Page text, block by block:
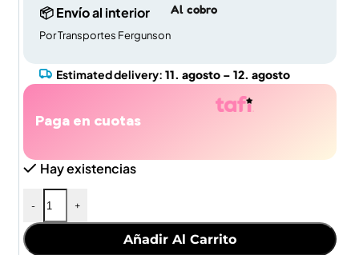
📦 Envío al interior
Por Transportes Fergunson
Al cobro
Estimated delivery: 11. agosto – 12. agosto
Paga en cuotas
Hay existencias
- +
Añadir Al Carrito